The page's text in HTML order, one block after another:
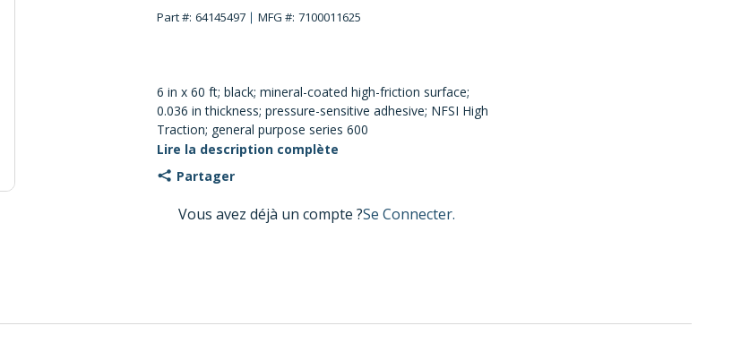
Part #: 64145497 MFG #: 7100011625
6 in x 60 ft; black; mineral-coated high-friction surface;
0.036 in thickness; pressure-sensitive adhesive; NFSI High
Traction; general purpose series 600
Lire la description complète
Partager
Vous avez déjà un compte ?Se Connecter.